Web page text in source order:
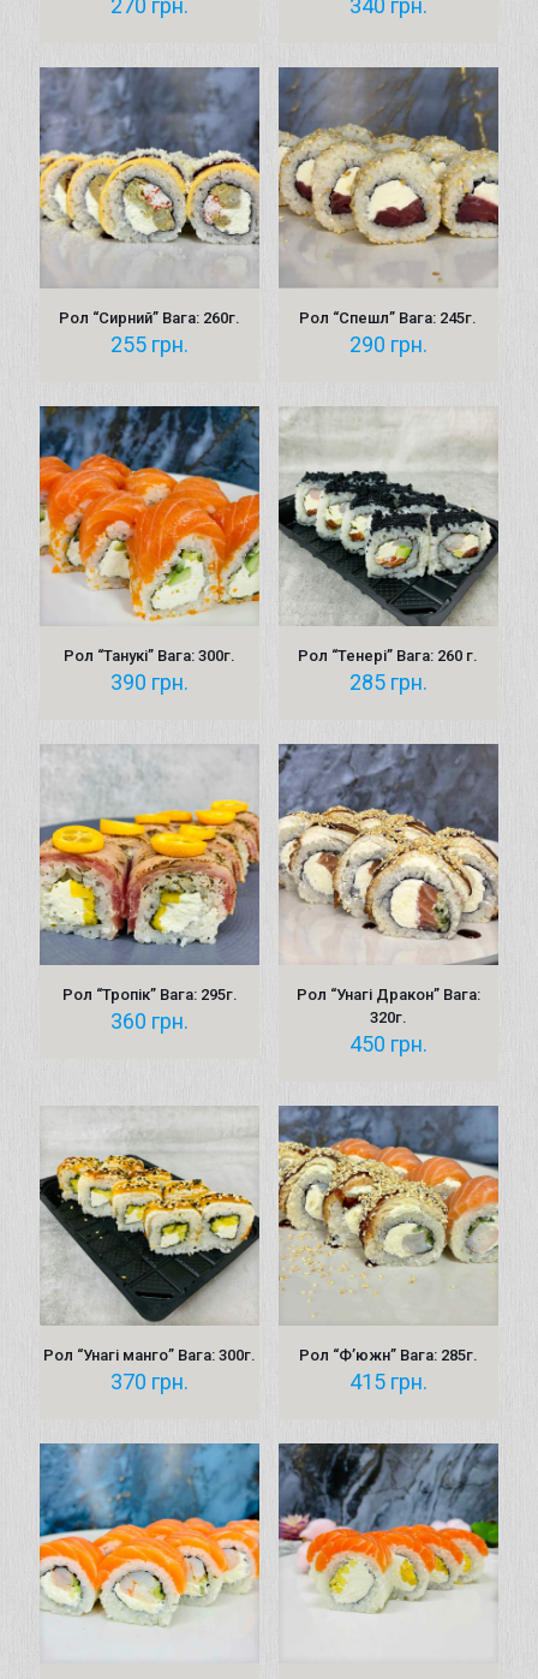
270 грн. 340 грн.
Рол “Сирний” Вага: 260г.
255 грн.
Рол “Спешл” Вага: 245г.
290 грн.
Рол “Танукі” Вага: 300г.
390 грн.
Рол “Тенері” Вага: 260 г.
285 грн.
Рол “Тропік” Вага: 295г.
360 грн.
Рол “Унагі Дракон” Вага:
320г.
450 грн.
Рол “Унагі манго” Вага: 300г.
370 грн.
Рол “Ф’южн” Вага: 285г.
415 грн.